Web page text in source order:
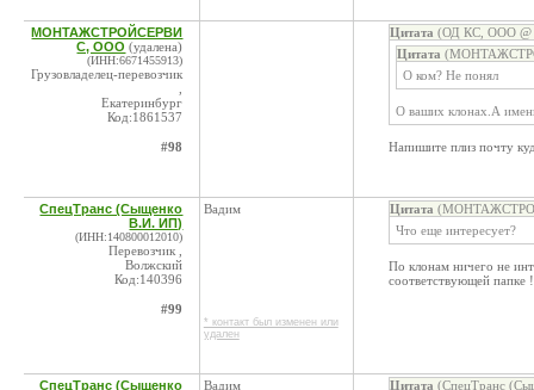
МОНТАЖСТРОЙСЕРВИ
С, ООО (удалена)
(ИНН:6671455913)
Грузовладелец-перевозчик
Екатеринбург
Код:1861537
#98
Цитата (ОД КС, ООО @
Цитата
О ком? Не понял
О ваших клонах.А
Напишите плиз почту
СпецТранс (Сыщенко
В.И. ИП)
(ИНН:140800012010)
Перевозчик ,
Волжский
Код:140396
#99
Вадим
* контакт был изменен или
удален
Цитата
Что еще интересует?
По клонам ничего не
соответствующей папке !
СпецТранс (Сыщенко
Вадим Цитата (СпецТранс